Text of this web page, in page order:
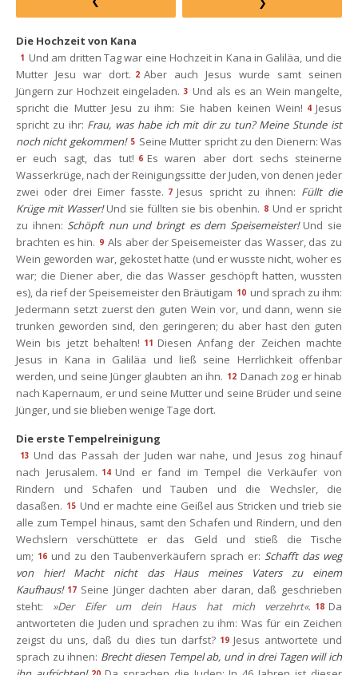
Die Hochzeit von Kana
1 Und am dritten Tag war eine Hochzeit in Kana in Galiläa, und die
Mutter Jesu war dort. 2 Aber auch Jesus wurde samt seinen
Jüngern zur Hochzeit eingeladen. 3 Und als es an Wein mangelte,
pricht die Mutter Jesu zu ihm: Sie haben keinen Wein! 4 Jesus
pricht zu ihr: Frau, was habe ich mit dir zu tun? Meine Stunde ist
noch nicht gekommen! 5 Seine Mutter spricht zu den Dienern: Was
er euch sagt, das tut! 6 Es waren aber dort sechs steinerne
Wasserkrüge, nach der Reinigungssitte der Juden, von denen jeder
zwei oder drei Eimer fasste. 7 Jesus spricht zu ihnen: Füllt die
Krüge mit Wasser! Und sie füllten sie bis obenhin. 8 Und er spricht
zu ihnen: Schöpft nun und bringt es dem Speisemeister! Und sie
brachten es hin. 9 Als aber der Speisemeister das Wasser, das zu
Wein geworden war, gekostet hatte (und er wusste nicht, woher es
war; die Diener aber, die das Wasser geschöpft hatten, wussten
es), da rief der Speisemeister den Bräutigam 10 und sprach zu ihm:
Jedermann setzt zuerst den guten Wein vor, und dann, wenn sie
trunken geworden sind, den geringeren; du aber hast den guten
Wein bis jetzt behalten! 11 Diesen Anfang der Zeichen machte
Jesus in Kana in Galiläa und ließ seine Herrlichkeit offenbar
werden, und seine Jünger glaubten an ihn. 12 Danach zog er hinab
nach Kapernaum, er und seine Mutter und seine Brüder und seine
Jünger, und sie blieben wenige Tage dort.
Die erste Tempelreinigung
13 Und das Passah der Juden war nahe, und Jesus zog hinauf
nach Jerusalem. 14 Und er fand im Tempel die Verkäufer von
Rindern und Schafen und Tauben und die Wechsler, die
dasaßen. 15 Und er machte eine Geißel aus Stricken und trieb sie
alle zum Tempel hinaus, samt den Schafen und Rindern, und den
Wechslern verschüttete er das Geld und stieß die Tische
um; 16 und zu den Taubenverkäufern sprach er: Schafft das weg
von hier! Macht nicht das Haus meines Vaters zu einem
Kaufhaus! 17 Seine Jünger dachten aber daran, daß geschrieben
teht: »Der Eifer um dein Haus hat mich verzehrt«. 18 Da
antworteten die Juden und sprachen zu ihm: Was für ein Zeichen
zeigst du uns, daß du dies tun darfst? 19 Jesus antwortete und
prach zu ihnen: Brecht diesen Tempel ab, und in drei Tagen will ich